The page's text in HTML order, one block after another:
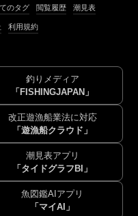
のタグ 閲覧履歴 潮見表
利用規約
釣りメディア
「FISHINGJAPAN」
改正遊漁船業法に対応
「遊漁船クラウド」
潮見表アプリ
「タイドグラフBI」
魚図鑑AIアプリ
「マイAI」